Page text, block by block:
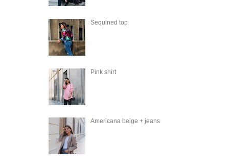
Sequined top
Pink shirt
Americana beige + jeans